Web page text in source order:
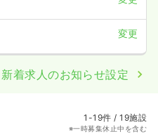
変更
着求人のお知らせ設定
1-19件 / 19施設
※一時募集休止中を含む